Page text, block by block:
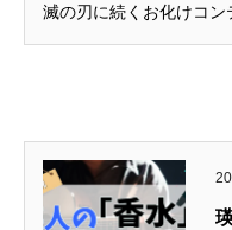
滅の刃に続くお化けコン